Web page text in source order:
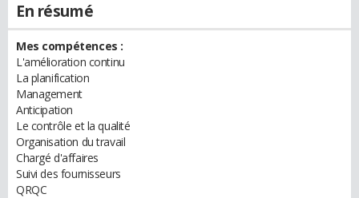
En résumé
Mes compétences :
L'amélioration continu
La planification
Management
Anticipation
Le contrôle et la qualité
Organisation du travail
Chargé d'affaires
Suivi des fournisseurs
QRQC